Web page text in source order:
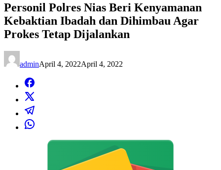
Personil Polres Nias Beri Kenyamanan
Kebaktian Ibadah dan Dihimbau Agar
Prokes Tetap Dijalankan
adminApril 4, 2022April 4, 2022